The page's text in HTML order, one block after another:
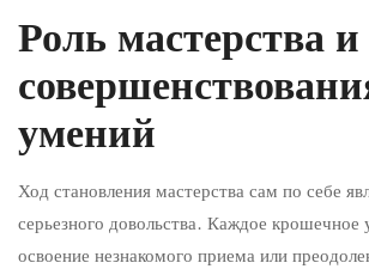
Роль мастерства и
умений
Ход становления мастерства сам по себе
серьезного довольства. Каждое крошечное
освоение незнакомого приема или